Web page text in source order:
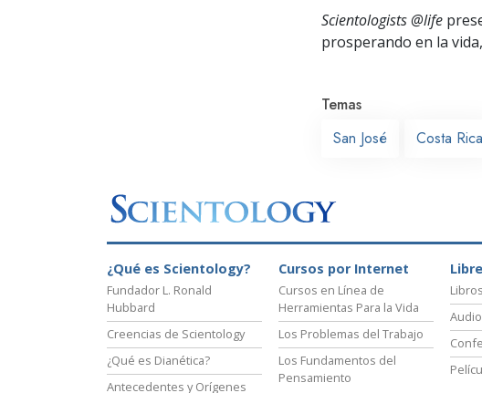
Scientologists @life
prosperando en la
Temas
San José
Costa Rica
¿Qué es Scientology?
Fundador L. Ronald
Hubbard
Creencias de Scientology
¿Qué es Dianética?
Antecedentes y Orígenes
Cursos por Internet
Cursos en Línea de
Herramientas Para la Vida
Los Problemas del Trabajo
Los Fundamentos del
Pensamiento